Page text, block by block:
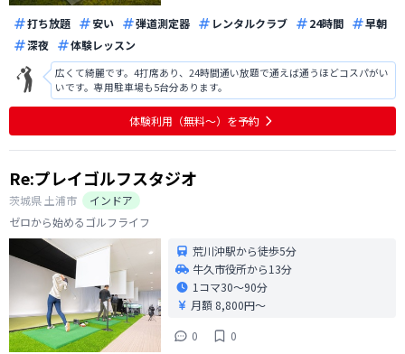
打ち放題 安い 弾道測定器 レンタルクラブ 24時間
早朝
深夜
体験レッスン
広くて綺麗です。4打席あり、24時間通い放題で通えば通うほどコスパがい
いです。専用駐車場も5台分あります。
体験利用（無料〜）を予約
Re:プレイゴルフスタジオ
茨城県 土浦市
インドア
ゼロから始めるゴルフライフ
荒川沖駅から徒歩5分
牛久市役所から13分
1コマ30〜90分
月額 8,800円〜
0
0